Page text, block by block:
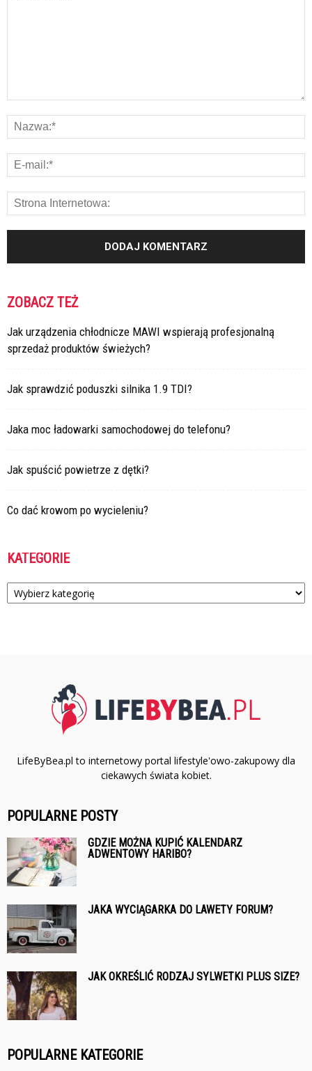
ZOBACZ TEŻ
Jak urządzenia chłodnicze MAWI wspierają profesjonalną
sprzedaż produktów świeżych?
Jak sprawdzić poduszki silnika 1.9 TDI?
Jaka moc ładowarki samochodowej do telefonu?
Jak spuścić powietrze z dętki?
Co dać krowom po wycieleniu?
KATEGORIE
Kategorie
LifeByBea.pl to internetowy portal lifestyle'owo-zakupowy dla
ciekawych świata kobiet.
POPULARNE POSTY
GDZIE MOŻNA KUPIĆ KALENDARZ
ADWENTOWY HARIBO?
JAKA WYCIĄGARKA DO LAWETY FORUM?
JAK OKREŚLIĆ RODZAJ SYLWETKI PLUS SIZE?
POPULARNE KATEGORIE